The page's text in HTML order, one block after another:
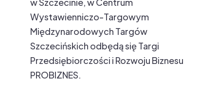
Wystawienniczo-Targowym
Międzynarodowych Targów
Szczecińskich odbędą się Targi
Przedsiębiorczości i Rozwoju Biznesu
PROBIZNES.